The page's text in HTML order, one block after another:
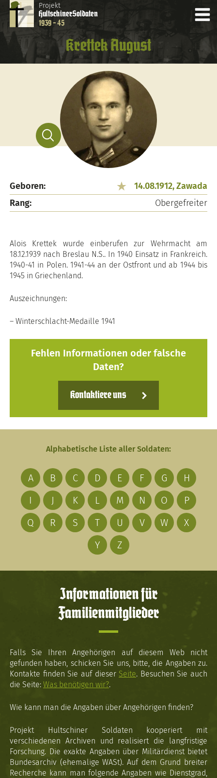
Projekt
HultschinerSoldaten
1939 - 45
Krettek August
Geboren:
14.08.1912, Zawada
Rang:
Obergefreiter
Alois Krettek wurde einberufen zur Wehrmacht am
18.12.1939 nach Breslau N.S.. In 1940 Einsatz in Frankreich.
1940-41 in Polen. 1941-44 an der Ostfront und ab 1944 bis
1945 in Griechenland.
Auszeichnungen:
– Winterschlacht-Medaille 1941
Fehlen Informationen oder falsche
Daten?
Kontaktiere uns
Alphabetische Liste aller Soldaten:
A B C D E F G
H
I
J K L M N O
P
Q
R S T U V W
X
Y
Z
Informationen für
Familienmitglieder
Falls Sie Ihren Angehörigen auf diesem Web nicht
gefunden haben, schicken Sie uns, bitte, die Angaben zu.
Kontakte finden Sie auf dieser Seite. Besuchen Sie auch
die Seite: Was benötigen wir?.
Wie kann man die Angaben über Angehörigen finden?
Projekt Hultschiner Soldaten kooperiert mit
verschiedenen Archiven und realisiert die langfristige
Forschung. Die exakte Angaben über Militärdienst bietet
Bundesarchiv (ehemalige WASt). Auf dem Grund breiter
Recherche kann man folgende Angaben wie Dienstgrad,